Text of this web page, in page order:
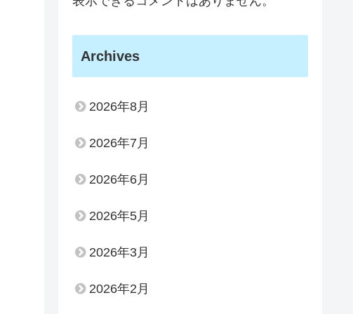
Archives
2026年8月
2026年7月
2026年6月
2026年5月
2026年3月
2026年2月